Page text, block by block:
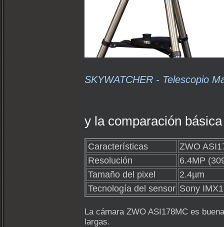
SKYWATCHER - Telescopio
y la comparación
Características
ZWO
Resolución
6.4MP
Tamaño del pixel
2.4µm
Tecnología del sensor Sony
La cámara ZWO ASI178MC es
largas.